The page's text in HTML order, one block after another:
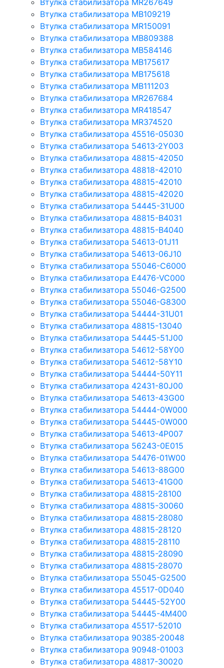
Втулка стабилизатора MR267649
Втулка стабилизатора MB109219
Втулка стабилизатора MR150091
Втулка стабилизатора MB809388
Втулка стабилизатора MB584146
Втулка стабилизатора MB175617
Втулка стабилизатора MB175618
Втулка стабилизатора MB111203
Втулка стабилизатора MR267684
Втулка стабилизатора MR418547
Втулка стабилизатора MR374520
Втулка стабилизатора 45516-05030
Втулка стабилизатора 54613-2Y003
Втулка стабилизатора 48815-42050
Втулка стабилизатора 48818-42010
Втулка стабилизатора 48815-42010
Втулка стабилизатора 48815-42020
Втулка стабилизатора 54445-31U00
Втулка стабилизатора 48815-B4031
Втулка стабилизатора 48815-B4040
Втулка стабилизатора 54613-01J11
Втулка стабилизатора 54613-06J10
Втулка стабилизатора 55046-C6000
Втулка стабилизатора E4476-VC000
Втулка стабилизатора 55046-G2500
Втулка стабилизатора 55046-G8300
Втулка стабилизатора 54444-31U01
Втулка стабилизатора 48815-13040
Втулка стабилизатора 54445-51J00
Втулка стабилизатора 54612-58Y00
Втулка стабилизатора 54612-58Y10
Втулка стабилизатора 54444-50Y11
Втулка стабилизатора 42431-80J00
Втулка стабилизатора 54613-43G00
Втулка стабилизатора 54444-0W000
Втулка стабилизатора 54445-0W000
Втулка стабилизатора 54613-4P007
Втулка стабилизатора 56243-0E015
Втулка стабилизатора 54476-01W00
Втулка стабилизатора 54613-88G00
Втулка стабилизатора 54613-41G00
Втулка стабилизатора 48815-28100
Втулка стабилизатора 48815-30060
Втулка стабилизатора 48815-28080
Втулка стабилизатора 48815-28120
Втулка стабилизатора 48815-28110
Втулка стабилизатора 48815-28090
Втулка стабилизатора 48815-28070
Втулка стабилизатора 55045-G2500
Втулка стабилизатора 45517-0D040
Втулка стабилизатора 54445-52Y00
Втулка стабилизатора 54445-4M400
Втулка стабилизатора 45517-52010
Втулка стабилизатора 90385-20048
Втулка стабилизатора 90948-01003
Втулка стабилизатора 48817-30020